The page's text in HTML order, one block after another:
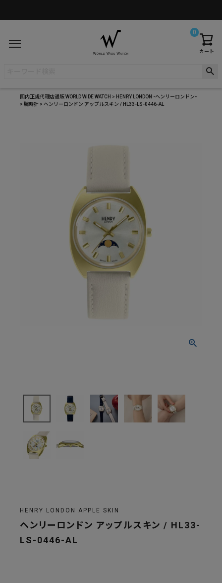
カート
0
国内正規代理店通販 WORLD WIDE WATCH
HENRY LONDON -ヘンリーロンドン-
腕時計
ヘンリーロンドン アップルスキン / HL33-LS-0446-AL
HENRY LONDON APPLE SKIN
ヘンリーロンドン アップルスキン / HL33-
LS-0446-AL